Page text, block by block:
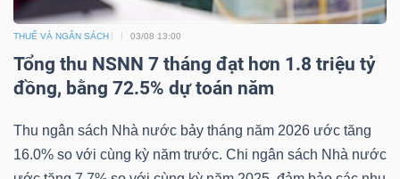
THUẾ VÀ NGÂN SÁCH 03/08 13:00
Tổng thu NSNN 7 tháng đạt hơn 1.8 triệu tỷ
đồng, bằng 72.5% dự toán năm
Thu ngân sách Nhà nước bảy tháng năm 2026 ước tăng
16.0% so với cùng kỳ năm trước. Chi ngân sách Nhà nước
Công
đầu
tư